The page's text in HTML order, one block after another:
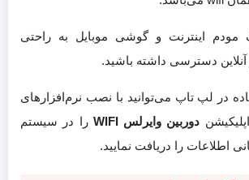
مودم اینترنت و گوشی موبایل به راحتی
آنلاین دسترسی داشته باشید.
در لپ تاپ می‌توانید با نصب نرم‌افزارهای
دوربین وایرلس WIFI
را در سیستم
اطلاعات را دریافت نمایید.